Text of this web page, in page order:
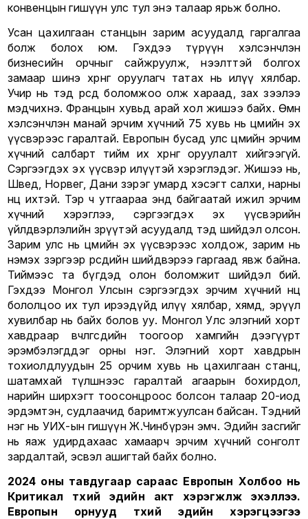
конвенцын гишүүн улс тул энэ талаар ярьж болно.
Усан цахилгаан станцын зарим асуудалд гаргалгаа
болж болох юм. Гэхдээ түрүүн хэлсэнчлэн
бизнесийн орчныг сайжруулж, нээлттэй болгох
замаар шинэ хөрөнгө оруулагч татах нь илүү хялбар.
Учир нь тэд өөрсдөө боломжоо олж хараад, зах зээлээ
мэдчихнэ. Францын хувьд арай хол жишээ байх. Өмнө
хэлсэнчлэн манай эрчим хүчний 75 хувь нь цөмийн эх
үүсвэрээс гаралтай. Европын бусад улс цөмийн эрчим
хүчний салбарт тийм их хөрөнгө оруулалт хийгээгүй.
Сэргээгдэх эх үүсвэр илүүтэй хэрэглэдэг. Жишээ нь,
Швед, Норвег, Дани зэрэг умард хэсэгт салхи, нарны
нөөц ихтэй. Тэр ч утгаараа энд байгаатай ижил эрчим
хүчний хэрэглээ, сэргээгдэх эх үүсвэрийн
үйлдвэрлэлийн зөрүүтэй асуудалд тэд шийдэл олсон.
Зарим улс нь цөмийн эх үүсвэрээс холдож, зарим нь
нэмэх зэргээр өөрсдийн шийдвэрээ гаргаад явж байна.
Тиймээс та бүгдэд олон боломжит шийдэл бий.
Гэхдээ Монгол Улсын сэргээгдэх эрчим хүчний нөөц
бололцоо их тул ирээдүйд илүү хялбар, хямд, эрүүл
хувилбар нь байх болов уу. Монгол Улс элэгний хорт
хавдраар өвчлөгсдийн тоогоор хамгийн дээгүүрт
эрэмбэлэгддэг орны нэг. Элэгний хорт хавдрын
тохиолдлуудын 25 орчим хувь нь цахилгаан станц,
шатамхай түлшнээс гаралтай агаарын бохирдол,
нарийн ширхэгт тоосонцроос болсон талаар 20-иод
эрдэмтэн, судлаачид баримтжуулсан байсан. Тэдний
нэг нь УИХ-ын гишүүн Ж.Чинбүрэн эмч. Эдийн засгийг
нь яаж удирдахаас хамаарч эрчим хүчний сонголт
зардалтай, эсвэл ашигтай байх болно.
2024 оны тавдугаар сараас Европын Холбоо нь
Критикал түүхий эдийн акт хэрэгжүүлж эхэллээ.
Европын орнууд түүхий эдийн хэрэгцээгээ